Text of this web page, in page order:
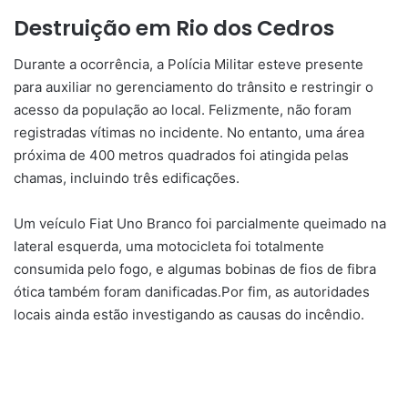
Destruição em Rio dos Cedros
Durante a ocorrência, a Polícia Militar esteve presente
para auxiliar no gerenciamento do trânsito e restringir o
acesso da população ao local. Felizmente, não foram
registradas vítimas no incidente. No entanto, uma área
próxima de 400 metros quadrados foi atingida pelas
chamas, incluindo três edificações.
Um veículo Fiat Uno Branco foi parcialmente queimado na
lateral esquerda, uma motocicleta foi totalmente
consumida pelo fogo, e algumas bobinas de fios de fibra
ótica também foram danificadas.Por fim, as autoridades
locais ainda estão investigando as causas do incêndio.